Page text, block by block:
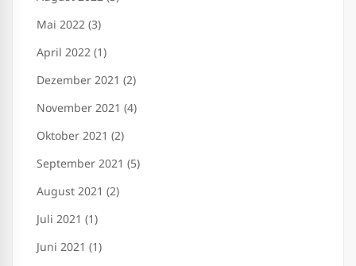
Mai 2022 (3)
April 2022 (1)
Dezember 2021 (2)
November 2021 (4)
Oktober 2021 (2)
September 2021 (5)
August 2021 (2)
Juli 2021 (1)
Juni 2021 (1)